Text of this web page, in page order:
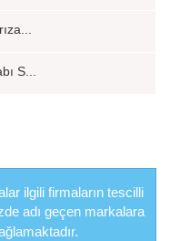
S...
ilgili firmaların tescilli
adı geçen markalara